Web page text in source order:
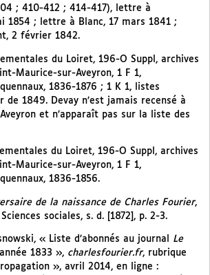
; 410-412 ; 414-417), lettre à
1854 ; lettre à Blanc, 17 mars 1841 ;
2 février 1842.
du Loiret, 196-O Suppl, archives
Maurice-sur-Aveyron, 1 F 1,
1836-1876 ; 1 K 1, listes
1849. Devay n’est jamais recensé à
et n’apparaît pas sur la liste des
du Loiret, 196-O Suppl, archives
Maurice-sur-Aveyron, 1 F 1,
1836-1856.
de la naissance de Charles Fourier,
sociales, s. d. [1872], p. 2-3.
« Liste d’abonnés au journal Le
1833 », charlesfourier.fr, rubrique
», avril 2014, en ligne :